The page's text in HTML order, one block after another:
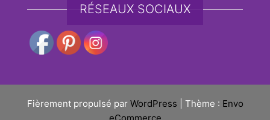
RÉSEAUX SOCIAUX
Fièrement propulsé par WordPress Thème : Envo